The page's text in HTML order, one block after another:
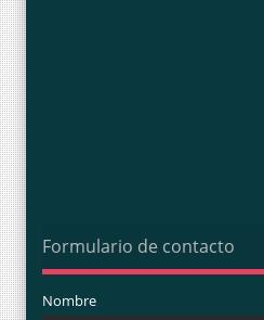
Formulario de contacto
Nombre